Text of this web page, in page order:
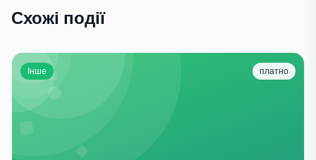
Схожі події
Інше платно